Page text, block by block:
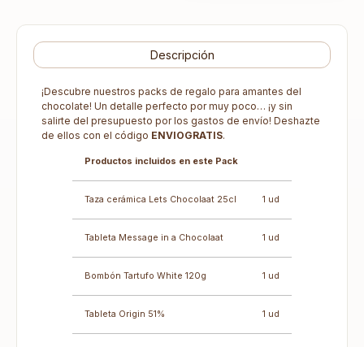
Descripción
¡Descubre nuestros packs de regalo para amantes del
chocolate! Un detalle perfecto por muy poco… ¡y sin
salirte del presupuesto por los gastos de envío! Deshazte
de ellos con el código ENVIOGRATIS.
Productos incluidos en este Pack
Taza cerámica Lets Chocolaat 25cl 1 ud
Tableta Message in a Chocolaat 1 ud
Bombón Tartufo White 120g 1 ud
Tableta Origin 51% 1 ud